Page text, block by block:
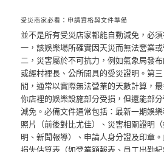
受災商家必看：申請資格與文件準備
並不是所有受災店家都能自動減免，必
一，該娛樂場所確實因天災而無法營業
二，災害屬於不可抗力，例如氣象局發
或經村裡長、公所開具的受災證明。第
間，通常以實際無法營業的天數計算，
你店裡的娛樂設施部分受損，但還能部
減免。必備文件通常包括：最新一期娛
照片（前後對比尤佳）、災害相關證明
明、新聞報導）、申請人身分證及印章
損失估算表（如營業額報表、員工出勤